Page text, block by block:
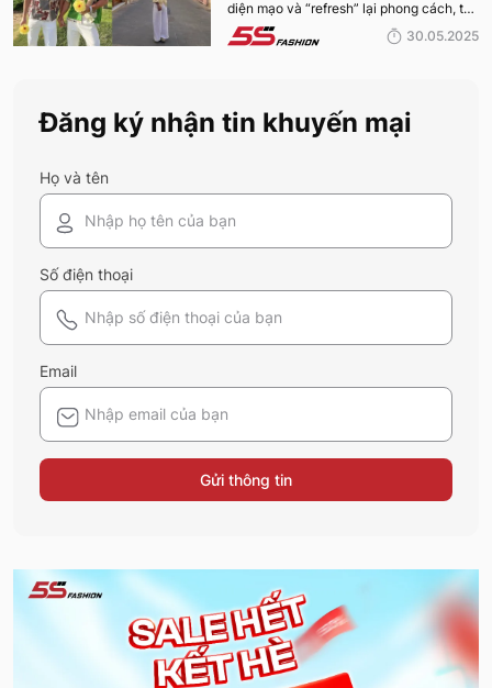
MÙA HÈ 2025
diện mạo và “refresh” lại phong cách, thì
10 xu hướng thời trang Hè 2025 này
năm nay nhé!
30.05.2025
Đăng ký nhận tin khuyến mại
Họ và tên
Số điện thoại
Email
Gửi thông tin